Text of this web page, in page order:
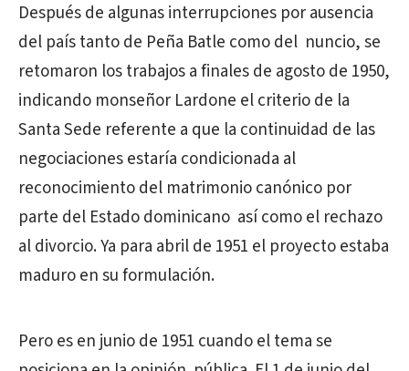
Después de algunas interrupciones por ausencia
del país tanto de Peña Batle como del nuncio, se
retomaron los trabajos a finales de agosto de 1950,
indicando monseñor Lardone el criterio de la
Santa Sede referente a que la continuidad de las
negociaciones estaría condicionada al
reconocimiento del matrimonio canónico por
parte del Estado dominicano así como el rechazo
al divorcio. Ya para abril de 1951 el proyecto estaba
maduro en su formulación.
Pero es en junio de 1951 cuando el tema se